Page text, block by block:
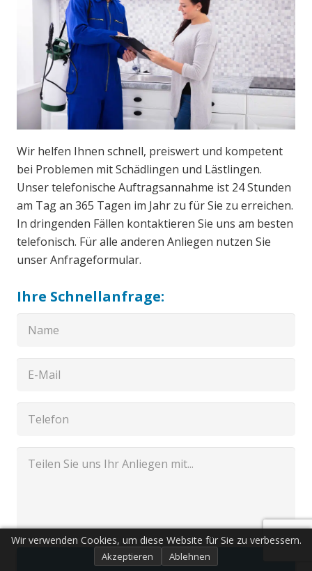
Wir helfen Ihnen schnell, preiswert und kompetent
bei Problemen mit Schädlingen und Lästlingen.
Unser telefonische Auftragsannahme ist 24 Stunden
am Tag an 365 Tagen im Jahr zu für Sie zu erreichen.
In dringenden Fällen kontaktieren Sie uns am besten
telefonisch. Für alle anderen Anliegen nutzen Sie
unser Anfrageformular.
Ihre Schnellanfrage:
Senden
Wir verwenden Cookies, um diese Website für Sie zu verbessern.
Akzeptieren Ablehnen